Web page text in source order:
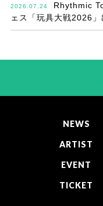
2026.07.24
Rhythmic
ェス「玩具大戦2026」
NEWS
ARTIST
EVENT
TICKET